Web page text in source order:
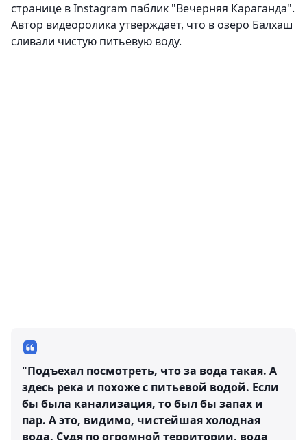
странице в Instagram паблик "Вечерняя Караганда".
Автор видеоролика утверждает, что в озеро Балхаш
сливали чистую питьевую воду.
"Подъехал посмотреть, что за вода такая. А
здесь река и похоже с питьевой водой. Если
бы была канализация, то был бы запах и
пар. А это, видимо, чистейшая холодная
вода. Судя по огромной территории, вода